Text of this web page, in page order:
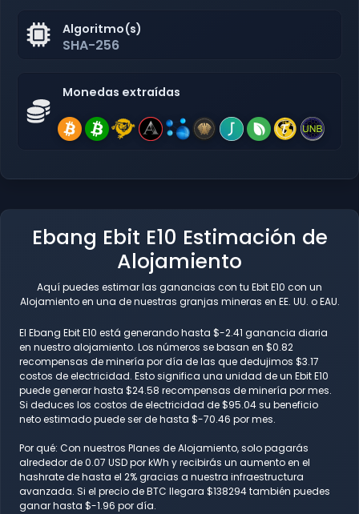
Algoritmo(s)
SHA-256
Monedas extraídas
Ebang Ebit E10 Estimación de
Alojamiento
Aquí puedes estimar las ganancias con tu Ebit E10 con un
Alojamiento en una de nuestras granjas mineras en EE. UU. o EAU.
El Ebang Ebit E10 está generando hasta $-2.41 ganancia diaria
en nuestro alojamiento. Los números se basan en $0.82
recompensas de minería por día de las que dedujimos $3.17
costos de electricidad. Esto significa una unidad de un Ebit E10
puede generar hasta $24.58 recompensas de minería por mes.
Si deduces los costos de electricidad de $95.04 su beneficio
neto estimado puede ser de hasta $-70.46 por mes.
Por qué: Con nuestros Planes de Alojamiento, solo pagarás
alrededor de 0.07 USD por kWh y recibirás un aumento en el
hashrate de hasta el 2% gracias a nuestra infraestructura
avanzada. Si el precio de BTC llegara $138294 también puedes
ganar hasta $-1.96 por día.